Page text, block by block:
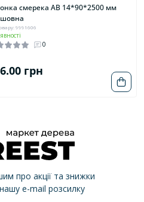
смерека AB 14*90*2500 мм
9991606
0
грн
про акції та знижки
e-mail розсилку